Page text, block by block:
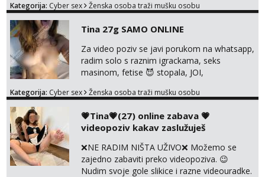
videopoziv ili se možemo dopisivati uz slanje
videa, gacice i carapice 🤑 🤬 NE RADIM
UŽIVO🤬 🤬 NE RADIM UŽIVO🤬 🤬 NE
RADIM UŽIVO🤬 🤬 NE RADIM UŽIVO🤬 🤬
NE RADIM UŽIVO🤬...
Kategorija: Cyber sex Ženska osoba traži mušku osobu
Tina 27g SAMO ONLINE
Za video poziv se javi porukom na whatsapp,
radim solo s raznim igrackama, seks
masinom, fetise 😈 stopala, JOI,
u svim kombinacijama❗videa raznih na
tipkanje❗radim materijal po želji 😈 Radim
PROVJERU AUTENTIČNOSTI video pozivom
NIŠTA UŽIVO ME NE ZANIMA Čekam te 😘
091 912 3322...
Kategorija: Cyber sex Ženska osoba traži mušku osobu
💗Tina💗(27) online zabava 💗
videopoziv kakav zaslužuješ
❌NE RADIM NIŠTA UŽIVO❌ Možemo se
zajedno zabaviti preko videopoziva. 😉
Nudim svoje gole slikice i razne videouradke.